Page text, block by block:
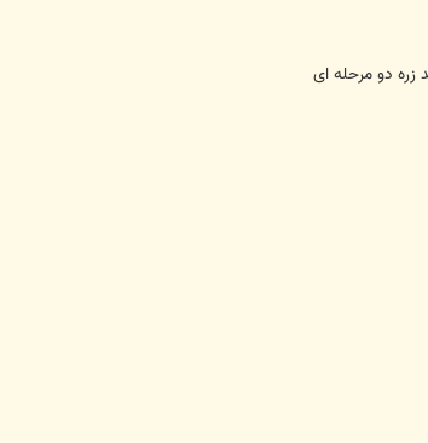
دو مرحله ای